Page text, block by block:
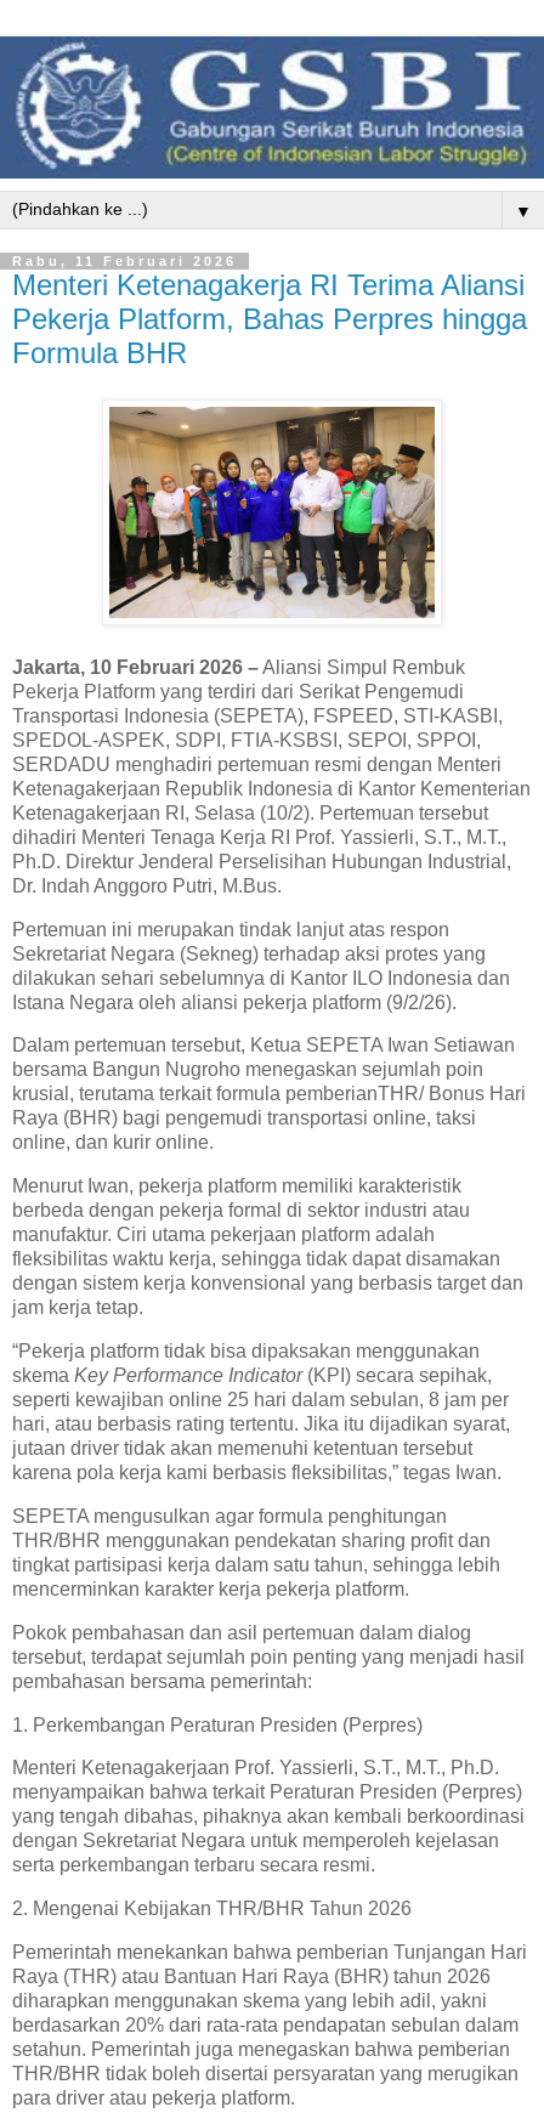
▼
Rabu, 11 Februari 2026
Menteri Ketenagakerja RI Terima Aliansi
Pekerja Platform, Bahas Perpres hingga
Formula BHR
Jakarta, 10 Februari 2026 –Aliansi Simpul Rembuk
Pekerja Platform yang terdiri dari Serikat Pengemudi
Transportasi Indonesia (SEPETA), FSPEED, STI-KASBI,
SPEDOL-ASPEK, SDPI, FTIA-KSBSI, SEPOI, SPPOI,
SERDADU menghadiri pertemuan resmi dengan Menteri
Ketenagakerjaan Republik Indonesia di Kantor Kementerian
Ketenagakerjaan RI, Selasa (10/2). Pertemuan tersebut
dihadiri Menteri Tenaga Kerja RI Prof. Yassierli, S.T., M.T.,
Ph.D. Direktur Jenderal Perselisihan Hubungan Industrial,
Dr. Indah Anggoro Putri, M.Bus.
Pertemuan ini merupakan tindak lanjut atas respon
Sekretariat Negara (Sekneg) terhadap aksi protes yang
dilakukan sehari sebelumnya di Kantor ILO Indonesia dan
Istana Negara oleh aliansi pekerja platform (9/2/26).
Dalam pertemuan tersebut, Ketua SEPETA Iwan Setiawan
bersama Bangun Nugroho menegaskan sejumlah poin
krusial, terutama terkait formula pemberianTHR/ Bonus Hari
Raya (BHR) bagi pengemudi transportasi online, taksi
online, dan kurir online.
Menurut Iwan, pekerja platform memiliki karakteristik
berbeda dengan pekerja formal di sektor industri atau
manufaktur. Ciri utama pekerjaan platform adalah
fleksibilitas waktu kerja, sehingga tidak dapat disamakan
dengan sistem kerja konvensional yang berbasis target dan
jam kerja tetap.
“Pekerja platform tidak bisa dipaksakan menggunakan
skema Key Performance Indicator (KPI) secara sepihak,
seperti kewajiban online 25 hari dalam sebulan, 8 jam per
hari, atau berbasis rating tertentu. Jika itu dijadikan syarat,
jutaan driver tidak akan memenuhi ketentuan tersebut
karena pola kerja kami berbasis fleksibilitas,” tegas Iwan.
SEPETA mengusulkan agar formula penghitungan
THR/BHR menggunakan pendekatan sharing profit dan
tingkat partisipasi kerja dalam satu tahun, sehingga lebih
mencerminkan karakter kerja pekerja platform.
Pokok pembahasan dan asil pertemuan dalam dialog
tersebut, terdapat sejumlah poin penting yang menjadi hasil
pembahasan bersama pemerintah:
1. Perkembangan Peraturan Presiden (Perpres)
Menteri Ketenagakerjaan Prof. Yassierli, S.T., M.T., Ph.D.
menyampaikan bahwa terkait Peraturan Presiden (Perpres)
yang tengah dibahas, pihaknya akan kembali berkoordinasi
dengan Sekretariat Negara untuk memperoleh kejelasan
serta perkembangan terbaru secara resmi.
2. Mengenai Kebijakan THR/BHR Tahun 2026
Pemerintah menekankan bahwa pemberian Tunjangan Hari
Raya (THR) atau Bantuan Hari Raya (BHR) tahun 2026
diharapkan menggunakan skema yang lebih adil, yakni
berdasarkan 20% dari rata-rata pendapatan sebulan dalam
setahun. Pemerintah juga menegaskan bahwa pemberian
THR/BHR tidak boleh disertai persyaratan yang merugikan
para driver atau pekerja platform.